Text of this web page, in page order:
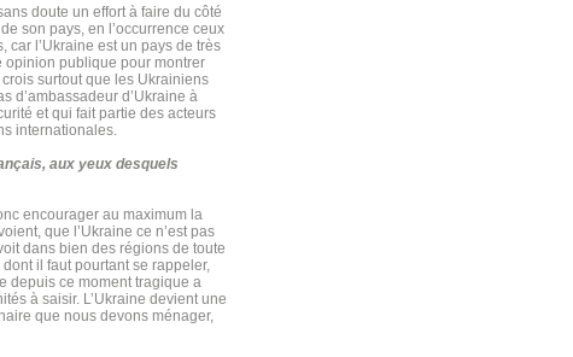
doute un effort à faire du côté
son pays, en l’occurrence ceux
l’Ukraine est un pays de très
opinion publique pour montrer
surtout que les Ukrainiens
d’ambassadeur d’Ukraine à
et qui fait partie des acteurs
internationales.
aux yeux desquels
encourager au maximum la
que l’Ukraine ce n’est pas
dans bien des régions de toute
dont il faut pourtant se rappeler,
depuis ce moment tragique a
à saisir. L’Ukraine devient une
que nous devons ménager,